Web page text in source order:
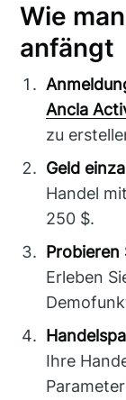
Wie
anfängt
Ancla
zu
Geld
Handel
250 $.
Probieren
Erleben
Ihre